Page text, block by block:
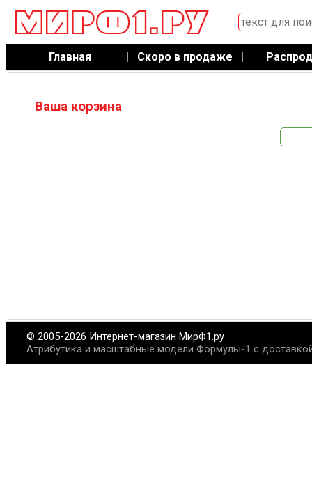
Главная | Скоро в продаже |
Ваша корзина
© 2005-2026 Интернет-магазин МирФ1.ру
Атрибутика и масштабные модели Формулы-1 с